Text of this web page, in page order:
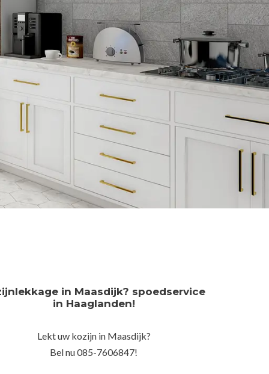
in Maasdijk? spoedservice
in Haaglanden!
Lekt uw kozijn in Maasdijk?
Bel nu 085-7606847!